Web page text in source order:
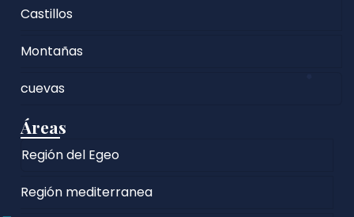
Castillos
Montañas
cuevas
Áreas
Región del Egeo
Región mediterranea